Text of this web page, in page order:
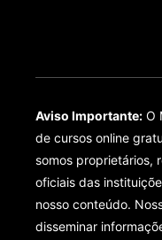
Aviso Importante: O
de cursos online
somos proprietários,
oficiais das
nosso conteúdo.
disseminar